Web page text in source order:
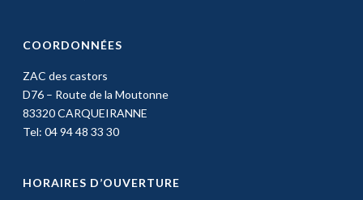
COORDONNÉES
ZAC des castors
D76 – Route de la Moutonne
83320 CARQUEIRANNE
Tel: 04 94 48 33 30
HORAIRES D’OUVERTURE